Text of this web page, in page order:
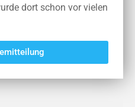
dort schon vor vielen